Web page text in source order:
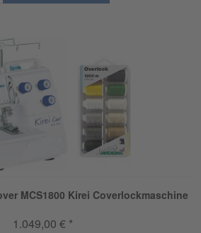
MCS1800 Kirei Coverlockmaschine
1.049,00 € *